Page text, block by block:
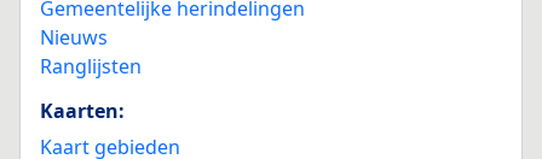
Gemeentelijke herindelingen
Nieuws
Ranglijsten
Kaarten:
Kaart gebieden